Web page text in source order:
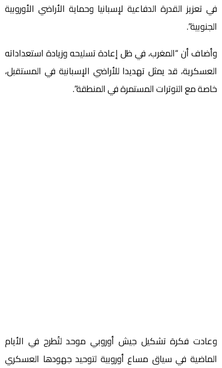
في تعزيز القدرة الدفاعية لإسبانيا وحماية الأراضي الأوروبية
الجنوبية”.
وأضاف أن “المغرب، في ظل إعادة تسليحه وزيادة استعداداته
العسكرية، قد يمثل تهديدا للأراضي الإسبانية في المستقبل،
خاصة مع التوترات المستمرة في المنطقة”.
وعادت فكرة تشكيل جيش أوروبي موحد لتُطرح في الأيام
الماضية في سياق مساع أوروبية لتوحيد جهودها العسكري